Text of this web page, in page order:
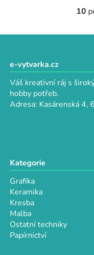
10
e-vytvarka.cz
Váš kreativní ráj s
hobby potřeb.
Adresa: Kasárenská 4,
Kategorie
Grafika
Keramika
Kresba
Malba
Ostatní techniky
Papírnictví